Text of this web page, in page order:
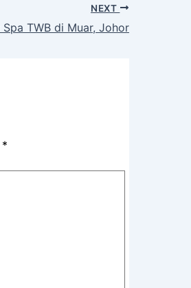
NEXT
Spa TWB di Muar, Johor
*